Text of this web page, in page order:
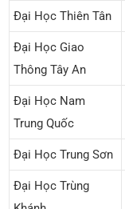
Đại Học Thiên Tân
Đại Học Giao
Thông Tây An
Đại Học Nam
Trung Quốc
Đại Học Trung Sơn
Đại Học Trùng